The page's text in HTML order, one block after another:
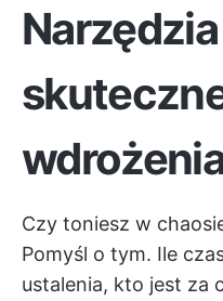
Czy toniesz w
Pomyśl o tym. Ile
ustalenia, kto jest za